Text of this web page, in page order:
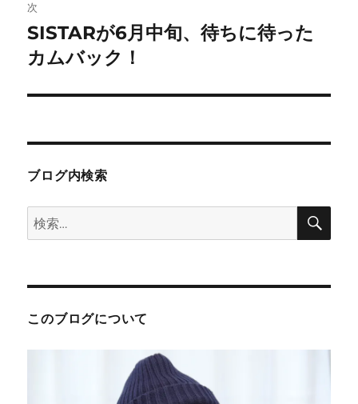
ー
シ
次
次
の
稿:
SISTARが6月中旬、待ちに待った
カムバック！
ブログ内検索
検
索:
検
このブログについて